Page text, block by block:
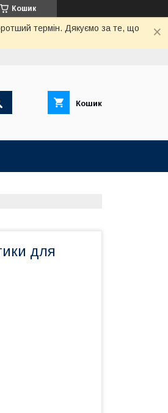
Кошик
термін. Дякуємо за те, що
Кошик
для